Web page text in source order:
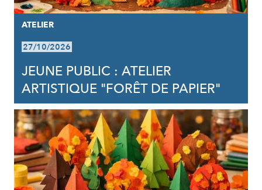
ATELIER
27/10/2026
JEUNE PUBLIC : ATELIER
ARTISTIQUE "FORÊT DE PAPIER"